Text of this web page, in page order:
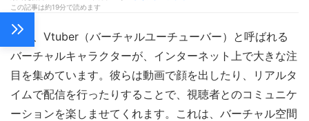
この記事は約19分で読めます
近年、Vtuber（バーチャルユーチューバー）と呼ばれる
バーチャルキャラクターが、インターネット上で大きな注
目を集めています。彼らは動画で顔を出したり、リアルタ
イムで配信を行ったりすることで、視聴者とのコミュニケ
ーションを楽しませてくれます。これは、バーチャル空間